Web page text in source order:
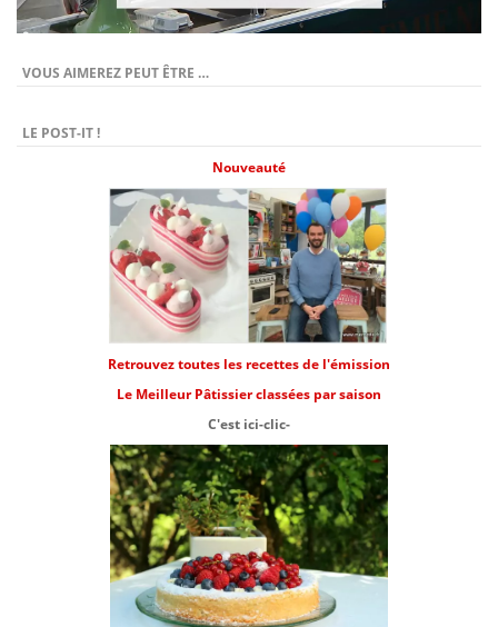
VOUS AIMEREZ PEUT ÊTRE …
LE POST-IT !
Nouveauté
Retrouvez toutes les recettes de l'émission
Le Meilleur Pâtissier classées par saison
C'est ici-clic-